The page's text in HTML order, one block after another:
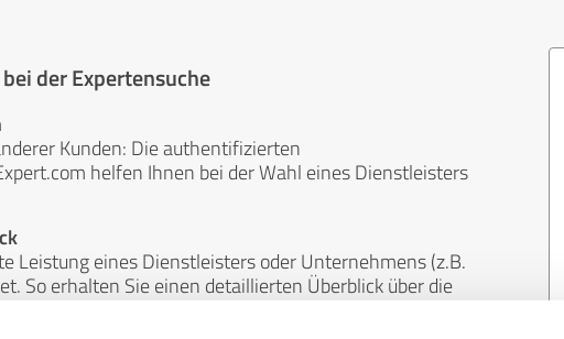
der Expertensuche
Kunden: Die authentifizierten
helfen Ihnen bei der Wahl eines Dienstleisters
Leistung eines Dienstleisters oder Unternehmens (z.B.
So erhalten Sie einen detaillierten Überblick über die